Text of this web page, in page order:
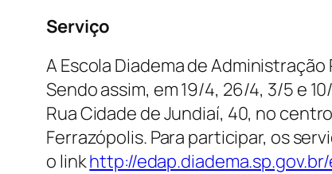
Serviço
A Escola Diadema de
Sendo assim, em 19/4, 26/4, 3/5 e
Rua Cidade de Jundiaí, 40, no
Ferrazópolis. Para participar, os
o linkhttp://